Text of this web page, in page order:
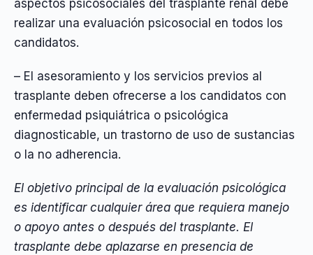
aspectos psicosociales del trasplante renal debe
realizar una evaluación psicosocial en todos los
candidatos.
– El asesoramiento y los servicios previos al
trasplante deben ofrecerse a los candidatos con
enfermedad psiquiátrica o psicológica
diagnosticable, un trastorno de uso de sustancias
o la no adherencia.
El objetivo principal de la evaluación psicológica
es identificar cualquier área que requiera manejo
o apoyo antes o después del trasplante. El
trasplante debe aplazarse en presencia de